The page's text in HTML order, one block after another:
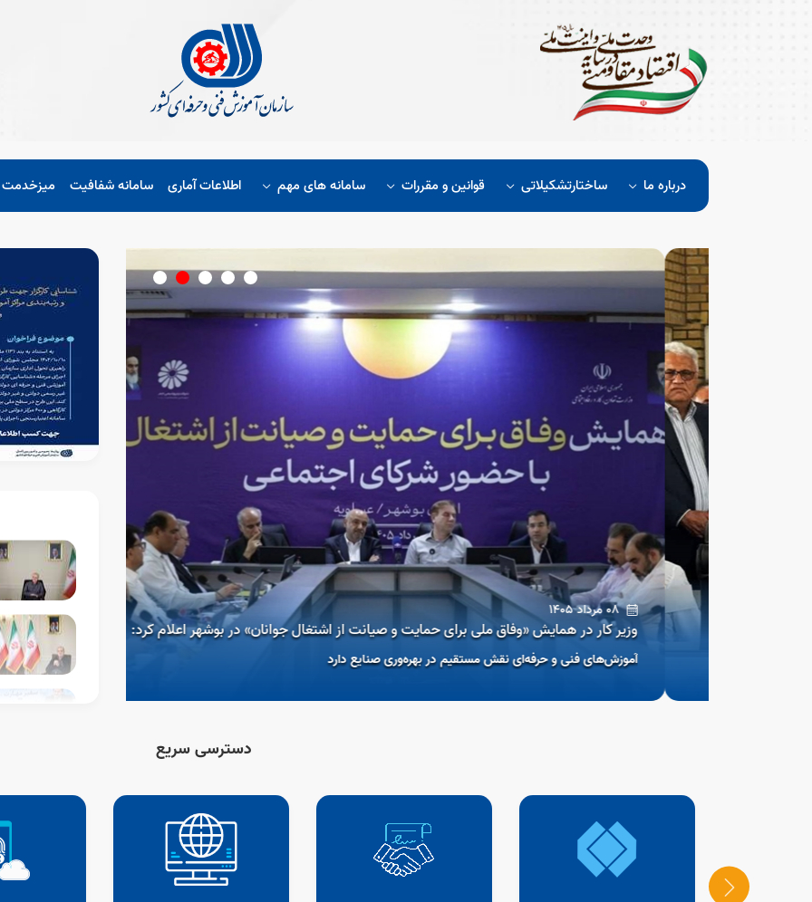
درباره ما ساختارتشکیلاتی قوانین و مقررات سامانه های مهم اطلاعات آماری سامانه شفافیت میزخدمت
08 مرداد 1405
وزیر کار در همایش «وفاق ملی برای حمایت و صیانت از اشتغال جوانان» در بوشهر اعلام کرد:
آموزش‌های فنی و حرفه‌ای نقش مستقیم در بهره‌وری صنایع دارد
08 مرداد 1405
معاون وزیر و
مهارت، کلید
دسترسی سریع